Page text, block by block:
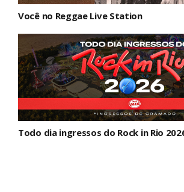
Você no Reggae Live Station
Todo dia ingressos do Rock in Rio